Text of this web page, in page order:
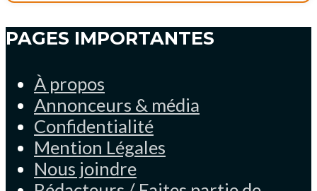
PAGES IMPORTANTES
À propos
Annonceurs & média
Confidentialité
Mention Légales
Nous joindre